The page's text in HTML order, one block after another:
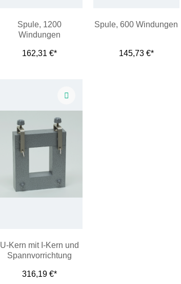
Spule, 1200
Windungen
162,31 €*
Spule, 600 Windungen
145,73 €*
U-Kern mit I-Kern und
Spannvorrichtung
316,19 €*